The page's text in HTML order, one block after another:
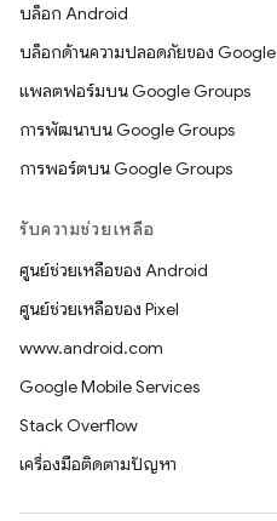
บล็อก Android
บล็อกด้านความปลอดภัยของ Google
แพลตฟอร์มบน Google Groups
การพัฒนาบน Google Groups
การพอร์ตบน Google Groups
รับความช่วยเหลือ
ศูนย์ช่วยเหลือของ Android
ศูนย์ช่วยเหลือของ Pixel
www.android.com
Google Mobile Services
Stack Overflow
เครื่องมือติดตามปัญหา